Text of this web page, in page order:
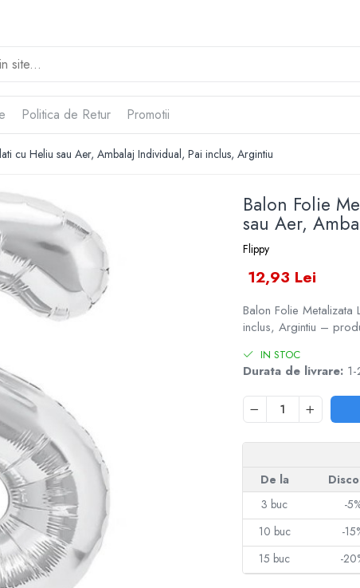
Politica de Retur Promotii
cu Heliu sau Aer, Ambalaj Individual, Pai inclus, Argintiu
Balon Folie
sau Aer,
Flippy
12,93 Lei
Balon Folie
inclus, Argintiu –
IN STOC
Durata de livrare:1-
De la
3 buc -
10 buc -
15 buc -